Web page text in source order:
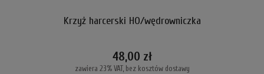
Krzyż harcerski HO/wędrowniczka
48,00 zł
zawiera 23% VAT, bez kosztów dostawy